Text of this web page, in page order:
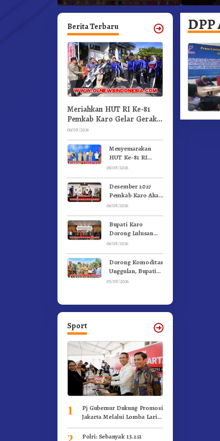
Pertandingan Olahraga
GBKP
Berita Terbaru
Meriahkan HUT RI Ke-81
Pemkab Karo Gelar Gerak
Jalan Kemerdekaan.!
06/08/2026
Menyemarakan
HUT Ke-81 RI
Pemkab Karo
Olahraga
06/08/2026
Desember 2027
Pemkab Karo Akan
Serahkan Aset
Ke Moderamen
GBKP
06/08/2026
Bupati Karo
Dorong Lulusan
Universitas Quality
Generasi Inovatif
dan Berintegritas
06/08/2026
Dorong Komoditas
Unggulan, Bupati
Karo Serahkan 1,2
05/08/2026
Sport
1
Pj Gubernur Dukung Promosi
Jakarta Melalui Lomba Lari
Polri: Sebanyak 13.251